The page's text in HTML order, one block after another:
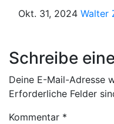
Okt. 31, 2024 Walter
Schreibe
Deine E-Mail-Adresse
Erforderliche Felder
Kommentar *